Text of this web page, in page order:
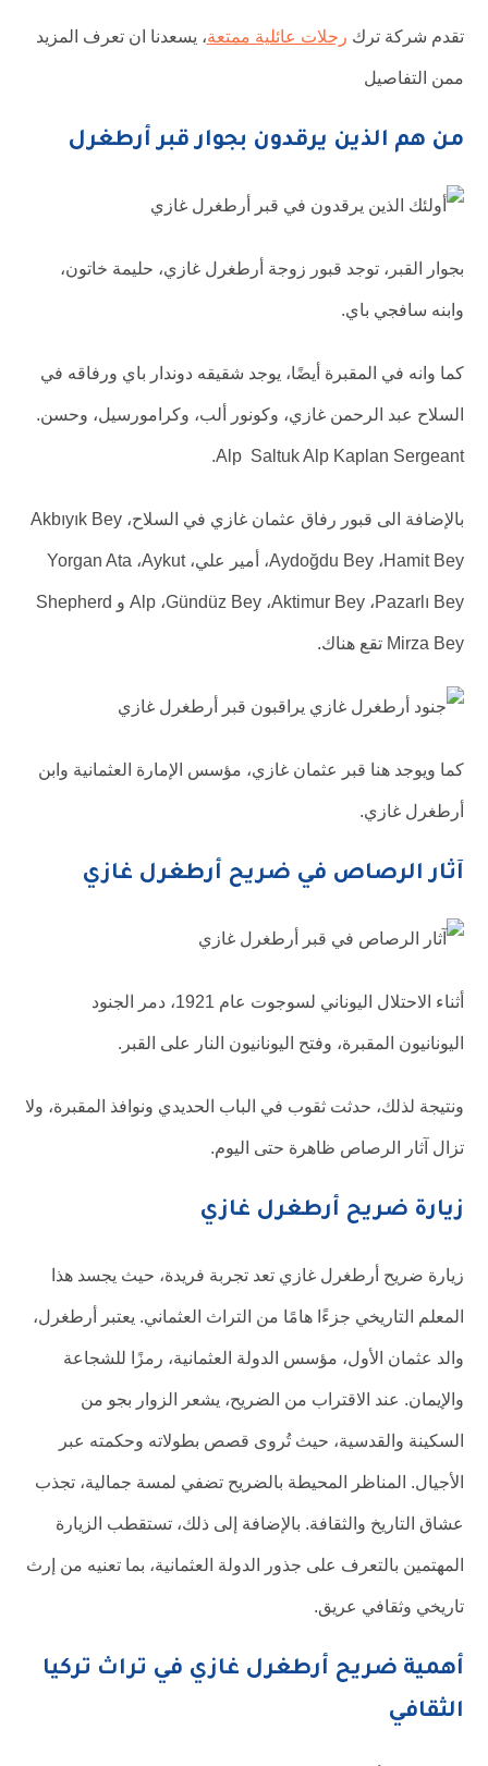
تقدم شركة ترك رحلات عائلية ممتعة، يسعدنا ان تعرف المزيد
ممن التفاصيل
من هم الذين يرقدون بجوار قبر أرطغرل
بجوار القبر، توجد قبور زوجة أرطغرل غازي، حليمة خاتون،
وابنه سافجي باي.
كما وانه في المقبرة أيضًا، يوجد شقيقه دوندار باي ورفاقه في
السلاح عبد الرحمن غازي، وكونور ألب، وكرامورسيل، وحسن.
Alp Saltuk Alp Kaplan Sergeant.
بالإضافة الى قبور رفاق عثمان غازي في السلاح، Akbıyık Bey
Aydoğdu Bey ،Hamit Bey، أمير علي، Yorgan Ata ،Aykut
Alp ،Gündüz Bey ،Aktimur Bey ،Pazarlı Bey و Shepherd
Mirza Bey تقع هناك.
كما ويوجد هنا قبر عثمان غازي، مؤسس الإمارة العثمانية وابن
أرطغرل غازي.
آثار الرصاص في ضريح أرطغرل غازي
أثناء الاحتلال اليوناني لسوجوت عام 1921، دمر الجنود
اليونانيون المقبرة، وفتح اليونانيون النار على القبر.
ونتيجة لذلك، حدثت ثقوب في الباب الحديدي ونوافذ المقبرة، ولا
تزال آثار الرصاص ظاهرة حتى اليوم.
زيارة ضريح أرطغرل غازي
زيارة ضريح أرطغرل غازي تعد تجربة فريدة، حيث يجسد هذا
المعلم التاريخي جزءًا هامًا من التراث العثماني. يعتبر أرطغرل،
والد عثمان الأول، مؤسس الدولة العثمانية، رمزًا للشجاعة
والإيمان. عند الاقتراب من الضريح، يشعر الزوار بجو من
السكينة والقدسية، حيث تُروى قصص بطولاته وحكمته عبر
الأجيال. المناظر المحيطة بالضريح تضفي لمسة جمالية، تجذب
عشاق التاريخ والثقافة. بالإضافة إلى ذلك، تستقطب الزيارة
المهتمين بالتعرف على جذور الدولة العثمانية، بما تعنيه من إرث
تاريخي وثقافي عريق.
أهمية ضريح أرطغرل غازي في تراث تركيا
الثقافي